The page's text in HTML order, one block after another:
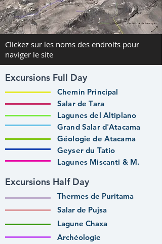
Clickez sur les noms des endroits pour
naviger le site
Excursions Full Day
Chemin Principal
Salar de Tara
Lagunes del Altiplano
Grand Salar d'Atacama
Géologie de Atacama
Geyser du Tatio
Lagunes Miscanti & M.
Excursions Half Day
Thermes de Puritama
Salar de Pujsa
Lagune Chaxa
Archéologie